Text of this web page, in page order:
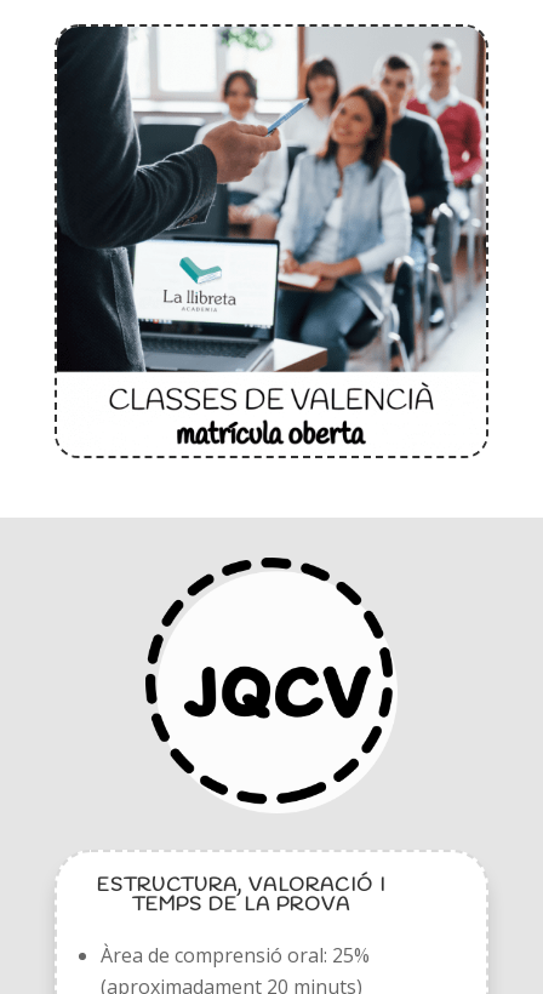
ESTRUCTURA, VALORACIÓ I
TEMPS DE LA PROVA
Àrea de comprensió oral: 25%
(aproximadament 20 minuts)